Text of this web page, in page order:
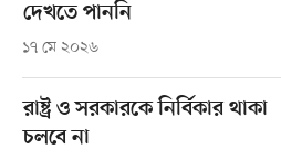
দেখতে পাননি
১৭ মে ২০২৬
রাষ্ট্র ও সরকারকে নির্বিকার থাকা
চলবে না